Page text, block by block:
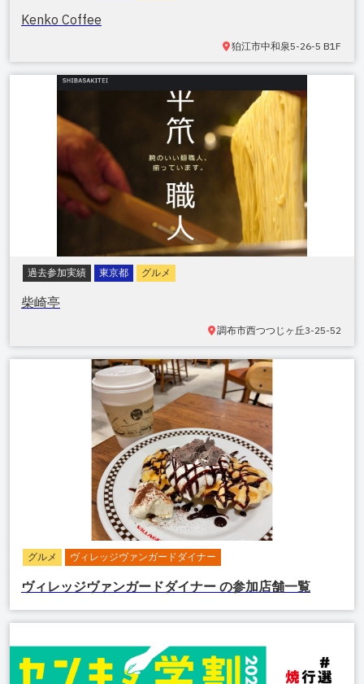
Kenko Coffee
狛江市中和泉5-26-5 B1F
過去参加実績 東京都 グルメ
柴崎亭
調布市西つつじヶ丘3-25-52
グルメ ヴィレッジヴァンガードダイナー
ヴィレッジヴァンガードダイナー の参加店舗一覧